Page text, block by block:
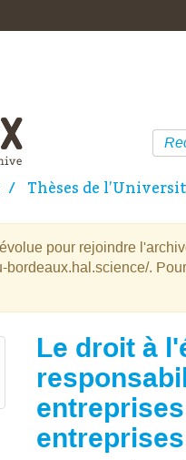
Thèses de
pour rejoindre
bordeaux.hal.science/.
Le droit à